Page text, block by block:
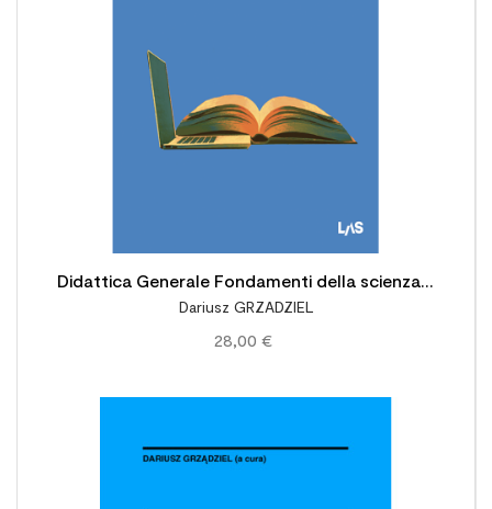
Didattica Generale Fondamenti della scienza e
dell'arte di insegnare
Dariusz GRZADZIEL
28,00 €